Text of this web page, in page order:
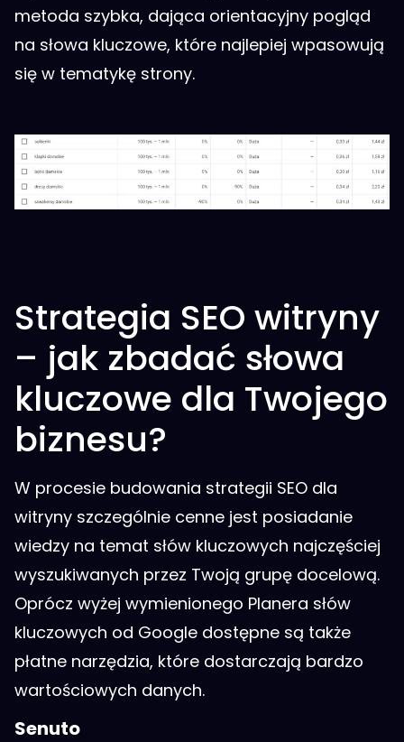
metoda szybka, dająca orientacyjny pogląd
na słowa kluczowe, które najlepiej wpasowują
się w tematykę strony.
Strategia SEO witryny
– jak zbadać słowa
kluczowe dla Twojego
biznesu?
W procesie budowania strategii SEO dla
witryny szczególnie cenne jest posiadanie
wiedzy na temat słów kluczowych najczęściej
wyszukiwanych przez Twoją grupę docelową.
Oprócz wyżej wymienionego Planera słów
kluczowych od Google dostępne są także
płatne narzędzia, które dostarczają bardzo
wartościowych danych.
Senuto